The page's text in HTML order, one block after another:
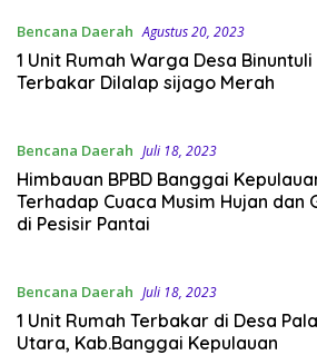
Bencana Daerah Agustus 20, 2023
1 Unit Rumah Warga Desa
Terbakar Dilalap sijago Merah
Bencana Daerah Juli 18, 2023
Himbauan BPBD Banggai
Terhadap Cuaca Musim Hujan dan
di Pesisir Pantai
Bencana Daerah Juli 18, 2023
1 Unit Rumah Terbakar di Desa
Utara, Kab.Banggai Kepulauan